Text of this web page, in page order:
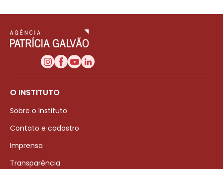
O INSTITUTO
Sobre o Instituto
Contato e cadastro
Imprensa
Transparência